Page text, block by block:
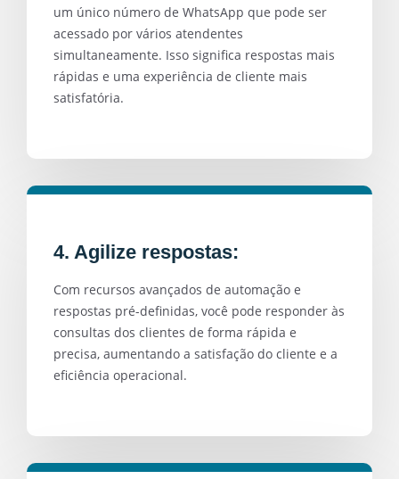
um único número de WhatsApp que pode ser
acessado por vários atendentes
simultaneamente. Isso significa respostas mais
rápidas e uma experiência de cliente mais
satisfatória.
4. Agilize respostas:
Com recursos avançados de automação e
respostas pré-definidas, você pode responder às
consultas dos clientes de forma rápida e
precisa, aumentando a satisfação do cliente e a
eficiência operacional.